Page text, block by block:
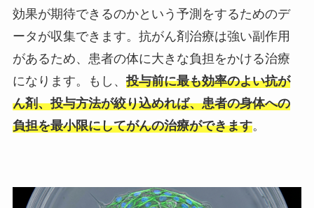
効果が期待できるのかという予測をするためのデ
ータが収集できます。抗がん剤治療は強い副作用
があるため、患者の体に大きな負担をかける治療
になります。もし、 投与前に最も効率のよい抗が
ん剤、投与方法が絞り込めれば、患者の身体への
負担を最小限にしてがんの治療ができます。